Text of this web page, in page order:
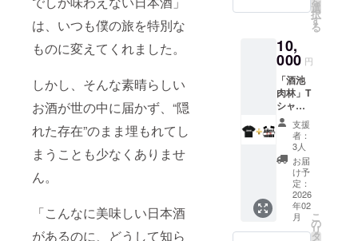
は、いつも僕の旅を特別な
ものに変えてくれました。
しかし、そんな素晴らしい
お酒が世の中に届かず、“隠
れた存在”のまま埋もれてし
まうことも少なくありませ
ん。
「こんなに美味しい日本酒
があるのに、どうして知ら
ゴが記
ていま
す。
選
択
す
る
10,
000 円
「酒池
肉林」T
シャツ
& [応援]
※サイズ
表をも
とにサ
イズの
選択を
してく
ださ
い。 ※
裏面に
支援
者：
3人
お届
け予
定：
2026
年02
月
こ
の
リ
タ